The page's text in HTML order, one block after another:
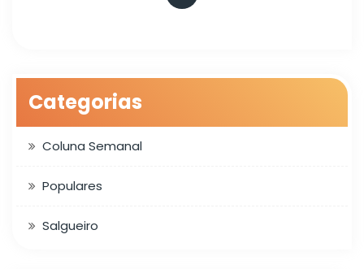
Categorias
Coluna Semanal
Populares
Salgueiro